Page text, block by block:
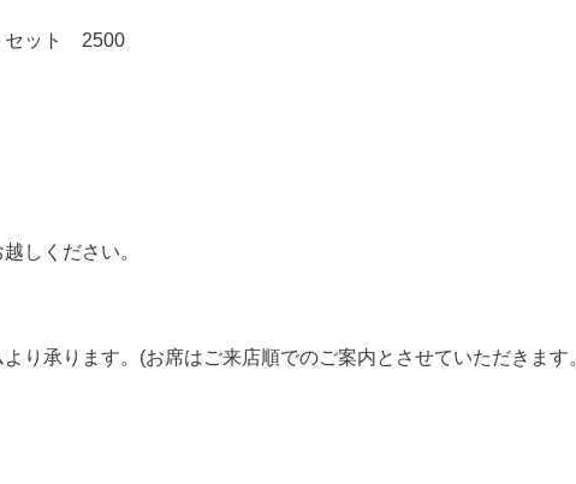
セット 2500
しください。
より承ります。(お席はご来店順でのご案内とさせていただきま